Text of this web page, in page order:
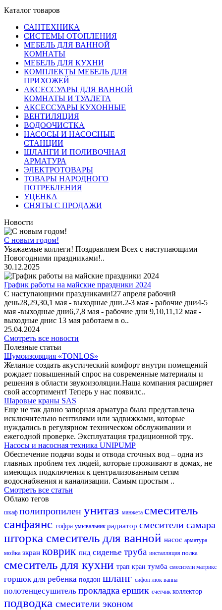
Каталог товаров
САНТЕХНИКА
СИСТЕМЫ ОТОПЛЕНИЯ
МЕБЕЛЬ ДЛЯ ВАННОЙ
КОМНАТЫ
МЕБЕЛЬ ДЛЯ КУХНИ
КОМПЛЕКТЫ МЕБЕЛЬ ДЛЯ
ПРИХОЖЕЙ
АКСЕССУАРЫ ДЛЯ ВАННОЙ
КОМНАТЫ И ТУАЛЕТА
АКСЕССУАРЫ КУХОННЫЕ
ВЕНТИЛЯЦИЯ
ВОДООЧИСТКА
НАСОСЫ И НАСОСНЫЕ
СТАНЦИИ
ШЛАНГИ И ПОЛИВОЧНАЯ
АРМАТУРА
ЭЛЕКТРОТОВАРЫ
ТОВАРЫ НАРОДНОГО
ПОТРЕБЛЕНИЯ
УЦЕНКА
СНЯТЫ С ПРОДАЖИ
Новости
С новым годом!
Уважаемые коллеги! Поздравляем Всех с наступающими
Новогодними праздниками!..
30.12.2025
График работы на майские праздники 2024
С наступающими праздниками!27 апреля рабочий
день28,29,30,1 мая - выходные дни.2-3 мая - рабочие дни4-5
мая -выходные дни6,7,8 мая - рабочие дни 9,10,11,12 мая -
выходные днис 13 мая работаем в о..
25.04.2024
Смотреть все новости
Полезные статьи
Шумоизоляция «TONLOS»
Желание создать акустический комфорт внутри помещений
рождает повышенный спрос на современные материалы и
решения в области звукоизоляции.Наша компания расширяет
свой ассортимент! Теперь у нас появилс..
Шаровые краны SAS
Еще не так давно запорная арматура была представлена
исключительно вентилями или задвижками, которые
нуждались в регулярном техническом обслуживании и
ежегодной проверке. Эксплуатация традиционной тру..
Насосы и насосная техника UNIPUMP
Обеспечение подачи воды и отвода сточных вод – одна из
главных проблем тех людей, которые проживают в домах, не
имеющих подключения к централизованным сетям
водоснабжения и канализации. Самым простым ..
Смотреть все статьи
Облако тегов
шкаф полипропилен унитаз манжета смеситель
санфаянс гофра умывальник радиатор смесители самара
шторка смеситель для ванной насос арматура
мойка экран коврик пнд сиденье труба инсталляция полка
смеситель для кухни трап кран тумба смесители матрикс
горшок для ребенка поддон шланг сифон люк ванна
полотенцесушитель прокладка ершик счетчик коллектор
подводка смесители эконом